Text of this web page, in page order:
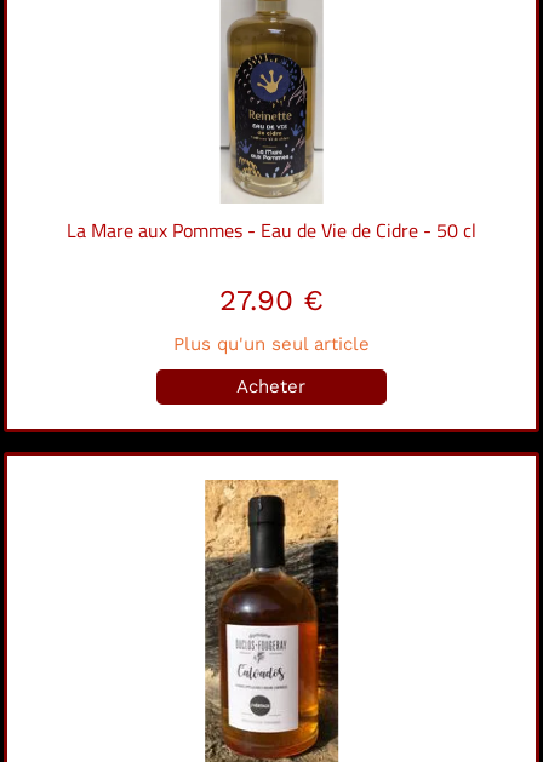
La Mare aux Pommes - Eau de Vie de Cidre - 50 cl
27.90 €
Plus qu'un seul article
Acheter